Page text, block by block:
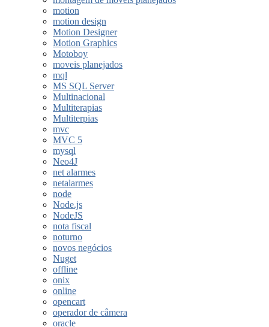
motion
motion design
Motion Designer
Motion Graphics
Motoboy
moveis planejados
mql
MS SQL Server
Multinacional
Multiterapias
Multiterpias
mvc
MVC 5
mysql
Neo4J
net alarmes
netalarmes
node
Node.js
NodeJS
nota fiscal
noturno
novos negócios
Nuget
offline
onix
online
opencart
operador de câmera
oracle